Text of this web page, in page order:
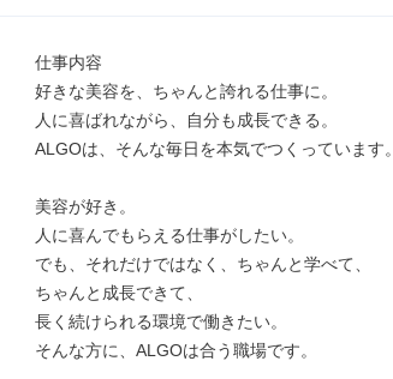
仕事内容
好きな美容を、ちゃんと誇れる仕事に。
人に喜ばれながら、自分も成長できる。
ALGOは、そんな毎日を本気でつくっています。
美容が好き。
人に喜んでもらえる仕事がしたい。
でも、それだけではなく、ちゃんと学べて、
ちゃんと成長できて、
長く続けられる環境で働きたい。
そんな方に、ALGOは合う職場です。